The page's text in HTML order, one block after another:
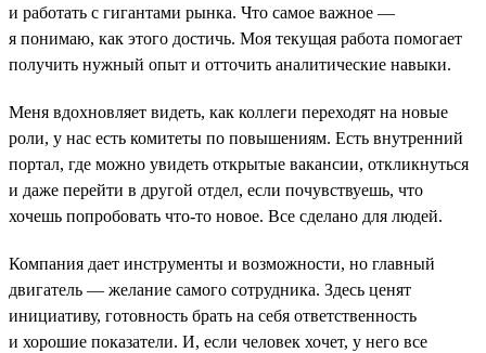
и работать с гигантами рынка. Что самое важное —
я понимаю, как этого достичь. Моя текущая работа помогает
получить нужный опыт и отточить аналитические навыки.
Меня вдохновляет видеть, как коллеги переходят на новые
роли, у нас есть комитеты по повышениям. Есть внутренний
портал, где можно увидеть открытые вакансии, откликнуться
и даже перейти в другой отдел, если почувствуешь, что
хочешь попробовать что-то новое. Все сделано для людей.
Компания дает инструменты и возможности, но главный
двигатель — желание самого сотрудника. Здесь ценят
инициативу, готовность брать на себя ответственность
и хорошие показатели. И, если человек хочет, у него все